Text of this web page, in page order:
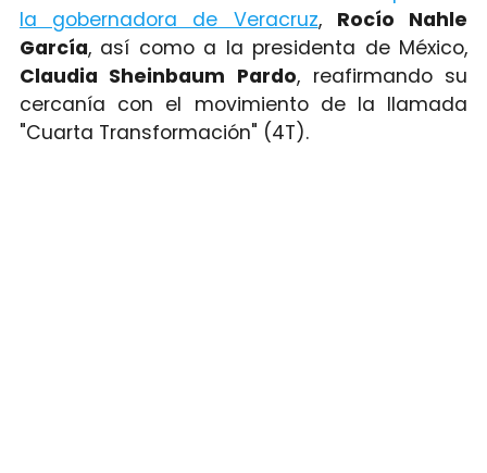
la gobernadora de Veracruz, Rocío Nahle
García, así como a la presidenta de México,
Claudia Sheinbaum Pardo, reafirmando su
cercanía con el movimiento de la llamada
"Cuarta Transformación" (4T).